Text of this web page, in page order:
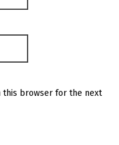
this browser for the next